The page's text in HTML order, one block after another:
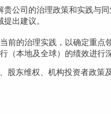
贵公司的治理政策和实践与
出建议。
前的治理实践，以确定重点领
（本地及全球）的绩效进行
股东维权、机构投资者政策